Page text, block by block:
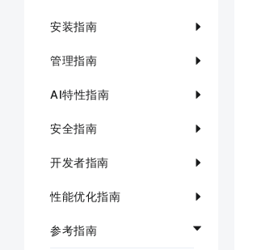
安装指南
管理指南
AI特性指南
安全指南
开发者指南
性能优化指南
参考指南